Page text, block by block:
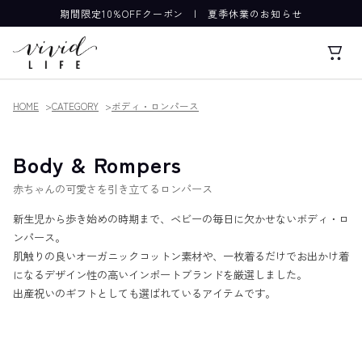
期間限定10%OFFクーポン |夏季休業のお知らせ
HOME CATEGORY ボディ・ロンパース
Body & Rompers
赤ちゃんの可愛さを引き立てるロンパース
新生児から歩き始めの時期まで、ベビーの毎日に欠かせないボディ・ロ
ンパース。
肌触りの良いオーガニックコットン素材や、一枚着るだけでお出かけ着
になるデザイン性の高いインポートブランドを厳選しました。
出産祝いのギフトとしても選ばれているアイテムです。